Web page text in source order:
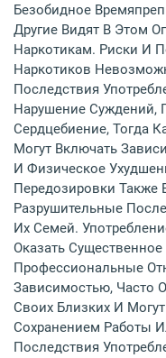
Безобидное
Другие Видят В Этом
Наркотикам. Риски И
Наркотиков
Последствия
Нарушение Суждений,
Сердцебиение, Тогда
Могут Включать
И Физическое
Передозировки
Разрушительные
Их Семей.
Оказать
Профессиональные
Зависимостью, Часто
Своих Близких И
Сохранением Работы
Последствия